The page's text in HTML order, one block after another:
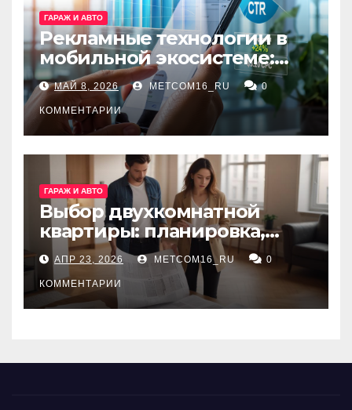
ГАРАЖ И АВТО
Рекламные технологии в
мобильной экосистеме:
ключевые сервисы и
принципы работы
МАЙ 8, 2026 METCOM16_RU 0
КОММЕНТАРИИ
ГАРАЖ И АВТО
Выбор двухкомнатной
квартиры: планировка,
состояние жилья и
проверка документов
АПР 23, 2026 METCOM16_RU 0
КОММЕНТАРИИ